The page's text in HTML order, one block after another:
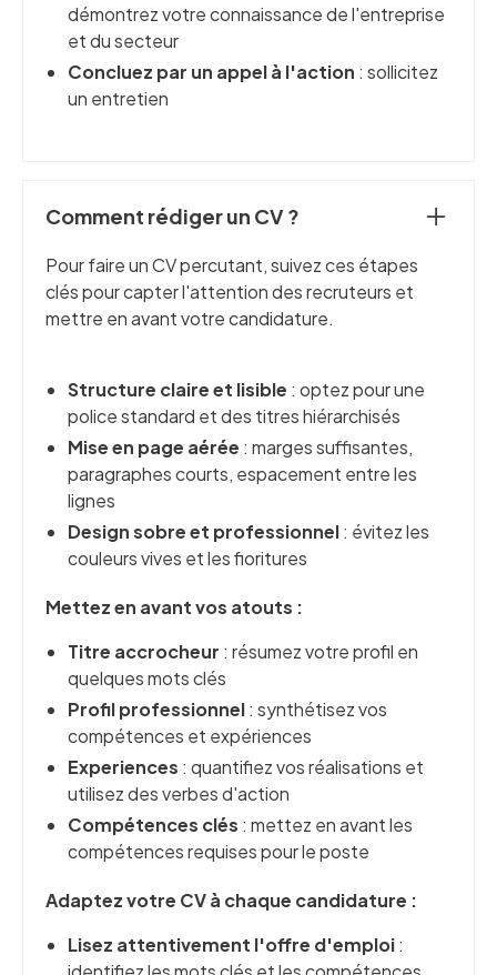
démontrez votre connaissance de l'entreprise
et du secteur
Concluez par un appel à l'action : sollicitez
un entretien
Comment rédiger un CV ?
Pour faire un CV percutant, suivez ces étapes
clés pour capter l'attention des recruteurs et
mettre en avant votre candidature.
Structure claire et lisible : optez pour une
police standard et des titres hiérarchisés
Mise en page aérée : marges suffisantes,
paragraphes courts, espacement entre les
lignes
Design sobre et professionnel: évitez les
couleurs vives et les fioritures
Mettez en avant vos atouts :
Titre accrocheur : résumez votre profil en
quelques mots clés
Profil professionnel: synthétisez vos
compétences et expériences
Experiences : quantifiez vos réalisations et
utilisez des verbes d'action
Compétences clés : mettez en avant les
compétences requises pour le poste
Adaptez votre CV à chaque candidature :
Lisez attentivement l'offre d'emploi: